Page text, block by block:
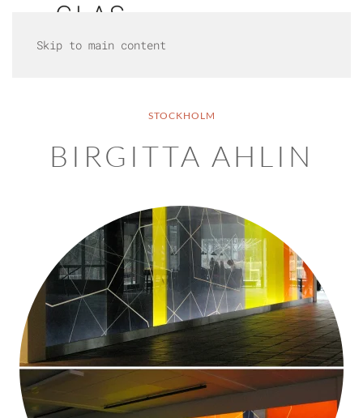
Skip to main content
STOCKHOLM
BIRGITTA AHLIN